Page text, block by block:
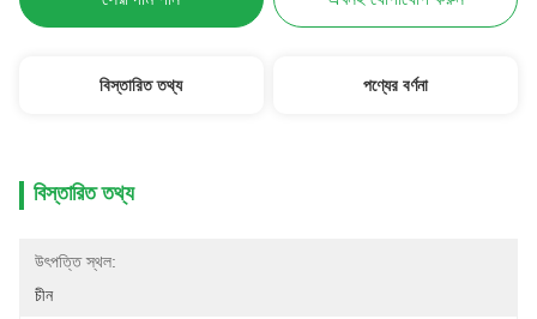
বিস্তারিত তথ্য পণ্যের বর্ণনা
বিস্তারিত তথ্য
উৎপত্তি স্থল:
চীন